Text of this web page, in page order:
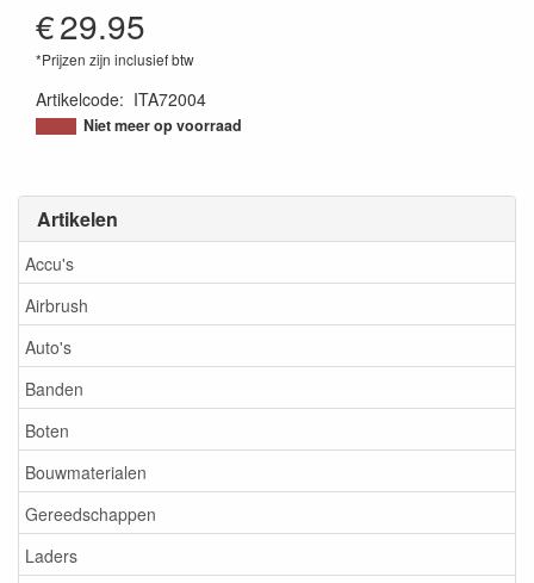
Artikelen
Accu's
Airbrush
Auto's
Banden
Boten
Bouwmaterialen
Gereedschappen
Laders
€29.95
*Prijzen zijn inclusief btw
Artikelcode: ITA72004
8001283720045
Niet meer op voorraad